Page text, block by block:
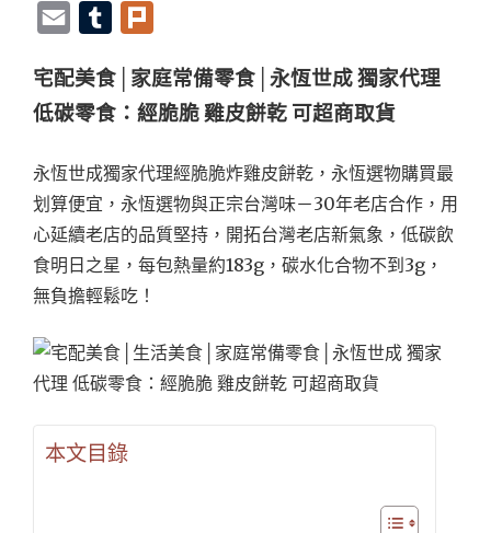
Email Tumblr
宅配美食│家庭常備零食│永恆世成 獨家代理
低碳零食：經脆脆 雞皮餅乾 可超商取貨
永恆世成獨家代理經脆脆炸雞皮餅乾，永恆選物購買最
划算便宜，永恆選物與正宗台灣味－30年老店合作，用
心延續老店的品質堅持，開拓台灣老店新氣象，低碳飲
食明日之星，每包熱量約183g，碳水化合物不到3g，
無負擔輕鬆吃！
本文目錄